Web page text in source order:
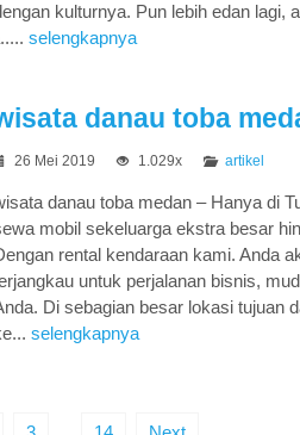
kulturnya. Pun lebih edan lagi,
selengkapnya
danau toba
26 Mei 2019 1.029x artikel
danau toba medan – Hanya di
mobil sekeluarga ekstra besar
rental kendaraan kami. Anda
untuk perjalanan bisnis,
Di sebagian besar lokasi tujuan
selengkapnya